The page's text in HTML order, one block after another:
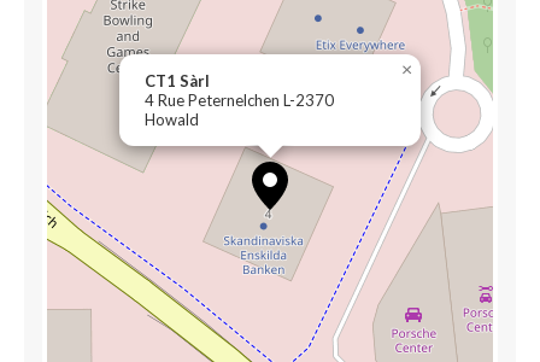
CT1 Sàrl
4 Rue Peternelchen L-2370
Howald
×